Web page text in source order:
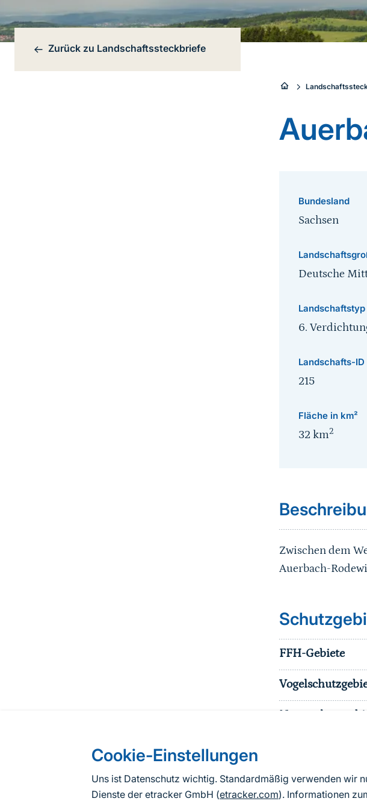
Cookie-Einstellungen
Uns ist Datenschutz wichtig. Standardmäßig verwenden wir
Dienste der etracker GmbH (etracker.com). Informationen
Bereichsnavigation
Zurück zu Landschaftssteckbriefe
Sie
sind
hier:
Bundesland
Sachsen
Deutsche
Landschaftstyp
6.
Landschafts-ID
215
Fläche in km²
32 km2
Zwischen dem
Auerbach-
FFH-Gebiete
sonst.